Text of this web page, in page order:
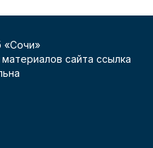
«Сочи»
сайта ссылка